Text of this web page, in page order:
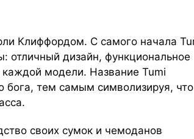
Клиффордом. С самого начала
отличный дизайн, функциональное
каждой модели. Название Tumi
бога, тем самым символизируя, что
своих сумок и чемоданов